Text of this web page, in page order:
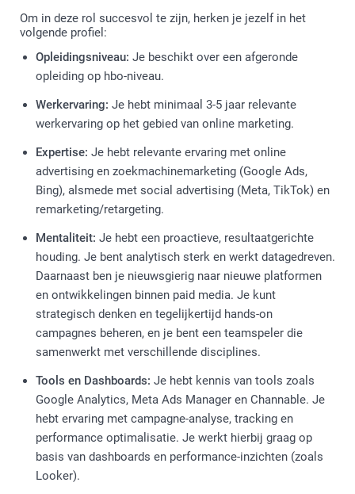
Om in deze rol succesvol te zijn, herken je jezelf in het
volgende profiel:
Opleidingsniveau: Je beschikt over een afgeronde
opleiding op hbo-niveau.
Werkervaring: Je hebt minimaal 3-5 jaar relevante
werkervaring op het gebied van online marketing.
Expertise: Je hebt relevante ervaring met online
advertising en zoekmachinemarketing (Google Ads,
Bing), alsmede met social advertising (Meta, TikTok) en
remarketing/retargeting.
Mentaliteit: Je hebt een proactieve, resultaatgerichte
houding. Je bent analytisch sterk en werkt datagedreven.
Daarnaast ben je nieuwsgierig naar nieuwe platformen
en ontwikkelingen binnen paid media. Je kunt
strategisch denken en tegelijkertijd hands-on
campagnes beheren, en je bent een teamspeler die
samenwerkt met verschillende disciplines.
Tools en Dashboards: Je hebt kennis van tools zoals
Google Analytics, Meta Ads Manager en Channable. Je
hebt ervaring met campagne-analyse, tracking en
performance optimalisatie. Je werkt hierbij graag op
basis van dashboards en performance-inzichten (zoals
Looker).